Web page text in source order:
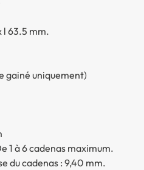
l 63.5 mm.
gainé uniquement)
1 à 6 cadenas maximum.
du cadenas : 9,40 mm.